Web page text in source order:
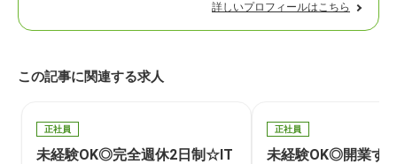
詳しいプロフィールはこちら
この記事に関連する求人
正社員
未経験OK◎完全週休2日制☆IT
正社員
未経験OK◎開業す